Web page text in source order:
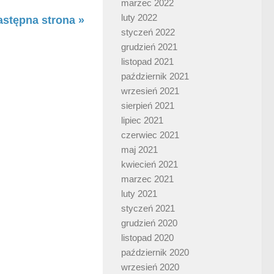
strona »
marzec 2022
luty 2022
styczeń 2022
grudzień 2021
listopad 2021
październik 2021
wrzesień 2021
sierpień 2021
lipiec 2021
czerwiec 2021
maj 2021
kwiecień 2021
marzec 2021
luty 2021
styczeń 2021
grudzień 2020
listopad 2020
październik 2020
wrzesień 2020